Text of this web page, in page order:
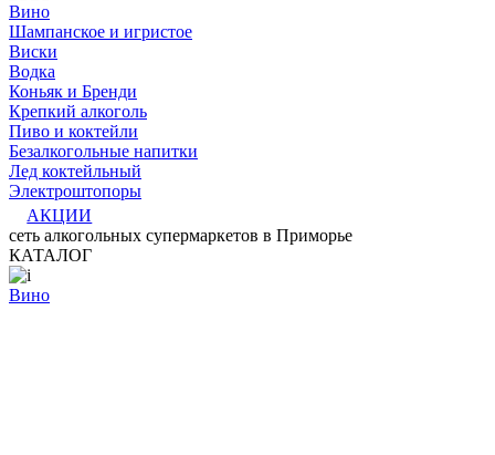
Вино
Шампанское и игристое
Виски
Водка
Коньяк и Бренди
Крепкий алкоголь
Пиво и коктейли
Безалкогольные напитки
Лед коктейльный
Электроштопоры
АКЦИИ
сеть алкогольных супермаркетов в Приморье
КАТАЛОГ
Вино